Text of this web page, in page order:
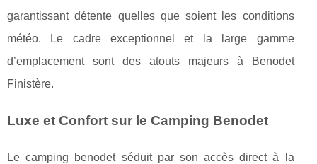
garantissant détente quelles que soient les conditions
météo. Le cadre exceptionnel et la large gamme
d’emplacement sont des atouts majeurs à Benodet
Finistère.
Luxe et Confort sur le Camping Benodet
Le camping benodet séduit par son accès direct à la